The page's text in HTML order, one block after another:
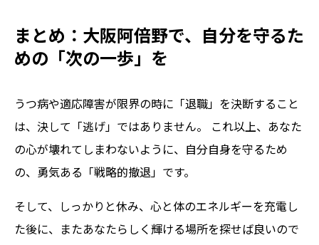
まとめ：大阪阿倍野で、自分を守るた
めの「次の一歩」を
うつ病や適応障害が限界の時に「退職」を決断すること
は、決して「逃げ」ではありません。 これ以上、あなた
の心が壊れてしまわないように、自分自身を守るため
の、勇気ある「戦略的撤退」です。
そして、しっかりと休み、心と体のエネルギーを充電し
た後に、またあなたらしく輝ける場所を探せば良いので